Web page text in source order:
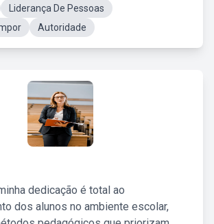
Liderança De Pessoas
Autoridade
dedicação é total ao
dos alunos no ambiente escolar,